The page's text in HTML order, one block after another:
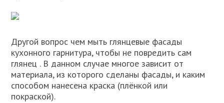
Другой вопрос чем мыть глянцевые фасады
кухонного гарнитура, чтобы не повредить сам
глянец . В данном случае многое зависит от
материала, из которого сделаны фасады, и каким
способом нанесена краска (плёнкой или
покраской).